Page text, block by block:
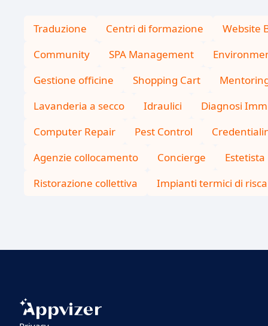
Traduzione Centri di formazione
Website
Community
SPA Management
Gestione officine
Shopping Cart
Lavanderia a secco
Idraulici
Diagnosi
Computer Repair
Pest Control
Agenzie collocamento
Concierge
Estetista
Ristorazione collettiva
Impianti termici di